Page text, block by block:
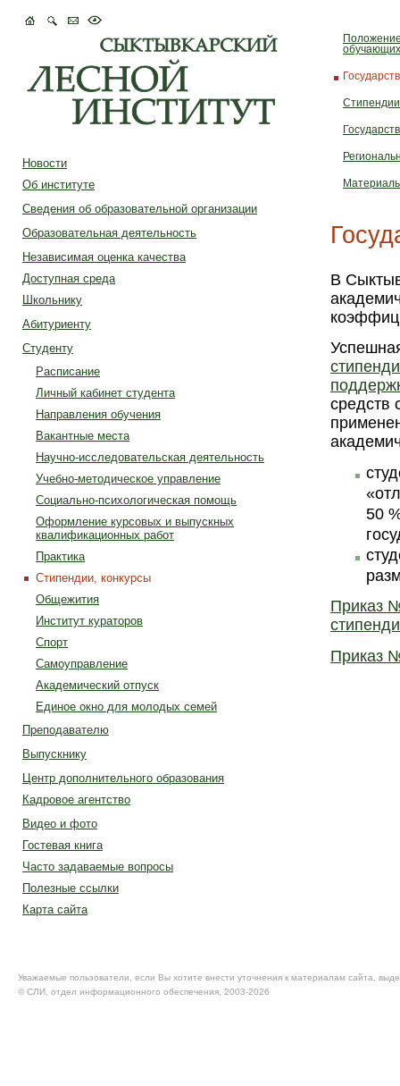
Новости
Об институте
Сведения об образовательной организации
Образовательная деятельность
Независимая оценка качества
Доступная среда
Школьнику
Абитуриенту
Студенту
Расписание
Личный кабинет студента
Направления обучения
Вакантные места
Научно-исследовательская деятельность
Учебно-методическое управление
Социально-психологическая помощь
Оформление курсовых и выпускных
квалификационных работ
Практика
Стипендии, конкурсы
Общежития
Институт кураторов
Спорт
Самоуправление
Академический отпуск
Единое окно для молодых семей
Преподавателю
Выпускнику
Центр дополнительного образования
Кадровое агентство
Видео и фото
Гостевая книга
Часто задаваемые вопросы
Полезные ссылки
Карта сайта
В
средств
50
Приказ
Приказ
Уважаемые пользователи, если Вы хотите внести уточнения к материалам сайта,
© CЛИ, отдел информационного обеспечения, 2003-2026